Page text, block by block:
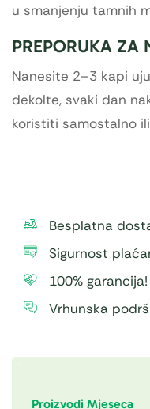
u smanjenju tamnih
PREPORUKA ZA
Nanesite 2–3 kapi
dekolte, svaki dan
koristiti samostalno
Besplatna
Sigurnost
100% garancija!
Vrhunska
Proizvodi Mjeseca